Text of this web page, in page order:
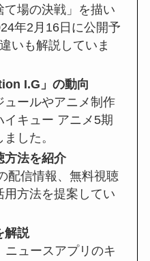
場の決戦」を描い
年2月16日に公開予
いも解説していま
I.G」の動向
ールやアニメ制作
キュー アニメ5期
した。
方法を紹介
配信情報、無料視聴
方法を提案してい
解説
ュースアプリのキ